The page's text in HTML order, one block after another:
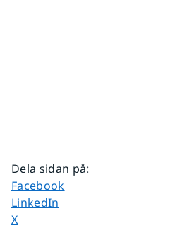
Dela sidan på:
Dela sidan på
Facebook
Dela sidan på
LinkedIn
Dela sidan på
X